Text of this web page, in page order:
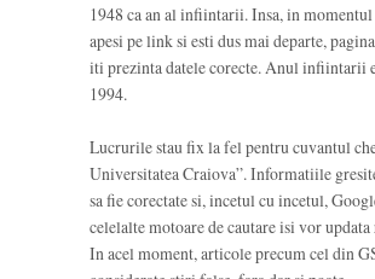
1948 ca an al infiintarii. Insa, in
apesi pe link si esti dus mai departe,
iti prezinta datele corecte. Anul infiintarii
1994.
Lucrurile stau fix la fel pentru cuvantul
Universitatea Craiova”. Informatiile
sa fie corectate si, incetul cu incetul,
celelalte motoare de cautare isi vor
In acel moment, articole precum cel din